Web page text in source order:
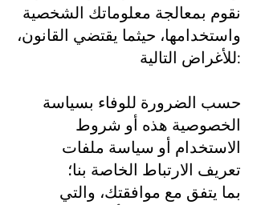
نقوم بمعالجة معلوماتك الشخصية
واستخدامها، حيثما يقتضي القانون،
للأغراض التالية:
حسب الضرورة للوفاء بسياسة
الخصوصية هذه أو شروط
الاستخدام أو سياسة ملفات
تعريف الارتباط الخاصة بنا؛
بما يتفق مع موافقتك، والتي